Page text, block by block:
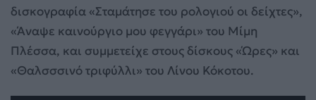
δισκογραφία «Σταμάτησε του ρολογιού οι δείχτες»,
«Άναψε καινούργιο μου φεγγάρι» του Μίμη
Πλέσσα, και συμμετείχε στους δίσκους «Ώρες» και
«Θαλσσσινό τριφύλλι» του Λίνου Κόκοτου.